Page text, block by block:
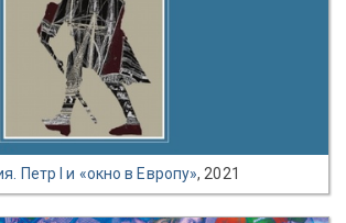
Петр I и «окно в Европу», 2021